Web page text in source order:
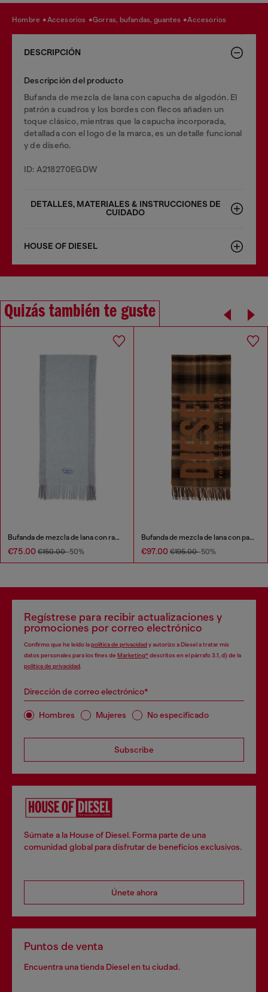
hombre accesorios gorras, bufandas, guantes accesorios
DESCRIPCIÓN
Descripción del producto
Bufanda de mezcla de lana con capucha de algodón. El
patrón a cuadros y los bordes con flecos añaden un
toque clásico, mientras que la capucha incorporada,
detallada con el logo de la marca, es un detalle funcional
y de diseño.
ID: A218270EGDW
DETALLES, MATERIALES & INSTRUCCIONES DE
CUIDADO
HOUSE OF DIESEL
Quizás también te guste
Bufanda de mezcla de lana con rayas en contraste
€75.00 €150.00-50%
Bufanda de mezcla de lana con patrón de cuadros
€97.00 €195.00-50%
Regístrese para recibir actualizaciones y
promociones por correo electrónico
Confirmo que he leído lapolítica de privacidady autorizo a Diesel a tratar mis
datos personales para los fines de Marketing*descritos en el párrafo 3.1, d) de la
política de privacidad
Dirección de correo electrónico*
Hombres Mujeres No especificado
Subscribe
Súmate a la House of Diesel. Forma parte de una
comunidad global para disfrutar de beneficios exclusivos.
Únete ahora
Puntos de venta
Encuentra una tienda Diesel en tu ciudad.